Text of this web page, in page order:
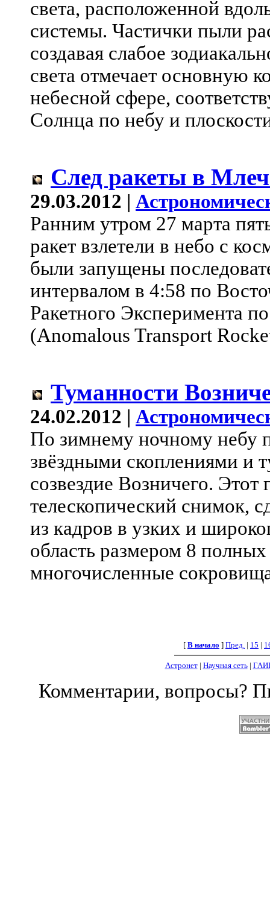
света, расположенной
системы. Частички пыли
создавая слабое
света отмечает основную
небесной сфере,
Солнца по небу и
След ракеты в
29.03.2012 |
Ранним утром 27 марта
ракет взлетели в небо с
были запущены
интервалом в 4:58 по
Ракетного Эксперимента
(Anomalous Transport
Туманности
24.02.2012 |
По зимнему ночному небу
звёздными скоплениями и
созвездие Возничего. Этот
телескопический снимок,
из кадров в узких и
область размером 8
многочисленные
[ В начало ] Пред. | 15 |
Астронет| Научная сеть|
Комментарии, вопросы?